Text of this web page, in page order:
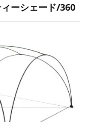
ーシェード/360